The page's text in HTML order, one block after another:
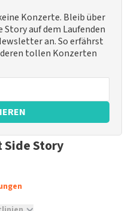
Konzerte. Bleib über
Story auf dem Laufenden
an. So erfährst
tollen Konzerten
Side Story